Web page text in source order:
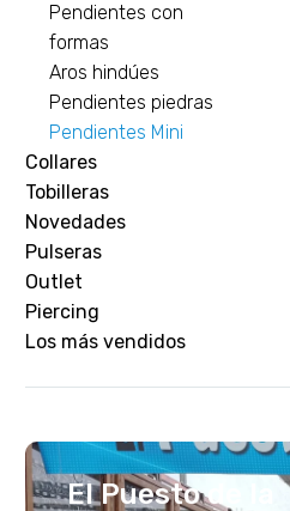
Pendientes con
formas
Aros hindúes
Pendientes piedras
Pendientes Mini
Collares
Tobilleras
Novedades
Pulseras
Outlet
Piercing
Los más vendidos
El Puesto de la